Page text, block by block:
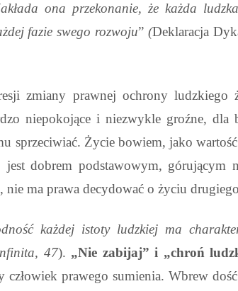
ona przekonanie, że każda
fazie swego rozwoju” (Deklaracja
zmiany prawnej ochrony
niepokojącei niezwykle groźne, dla
sprzeciwiać. Życie bowiem, jako wartość
dobrem podstawowym, górującym
ma prawa decydować o życiu
każdej istoty ludzkiej ma
47). „Nie zabijaj” i „chroń
prawego sumienia. Wbrew